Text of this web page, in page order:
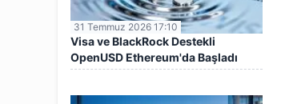
31 Temmuz 2026 17:10
Visa ve BlackRock Destekli
OpenUSD Ethereum'da Başladı